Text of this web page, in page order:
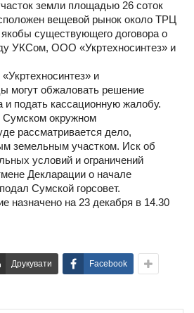
земли площадью 26 соток
вещевой рынок около ТРЦ
существующего договора о
УКСом, ООО «Укртехносинтез» и
и
могут обжаловать решение
и подать кассационную жалобу.
Сумском окружном
рассматривается дело,
земельным участком. Иск об
условий и ограничений
Декларации о начале
Сумской горсовет.
назначено на 23 декабря в 14.30
Друкувати Facebook